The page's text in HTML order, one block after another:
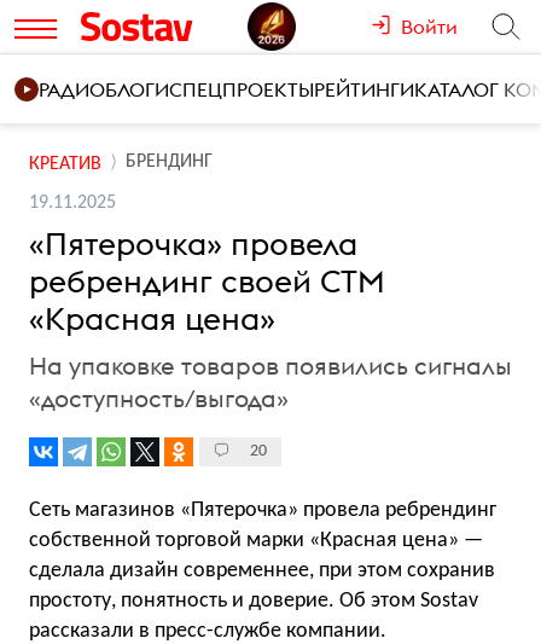
Войти
РАДИОБЛОГИСПЕЦПРОЕКТЫРЕЙТИНГИКАТАЛОГ
КРЕАТИВ БРЕНДИНГ
19.11.2025
«Пятерочка» провела
ребрендинг своей СТМ
«Красная цена»
На упаковке товаров появились сигналы
«доступность/выгода»
20
Сеть магазинов «Пятерочка» провела ребрендинг
собственной торговой марки «Красная цена» —
сделала дизайн современнее, при этом сохранив
простоту, понятность и доверие. Об этом Sostav
рассказали в пресс-службе компании.